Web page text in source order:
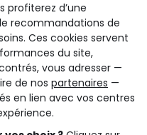
profiterez d’une
recommandations de
Ces cookies servent
du site,
vous adresser —
de nos partenaires —
en lien avec vos centres